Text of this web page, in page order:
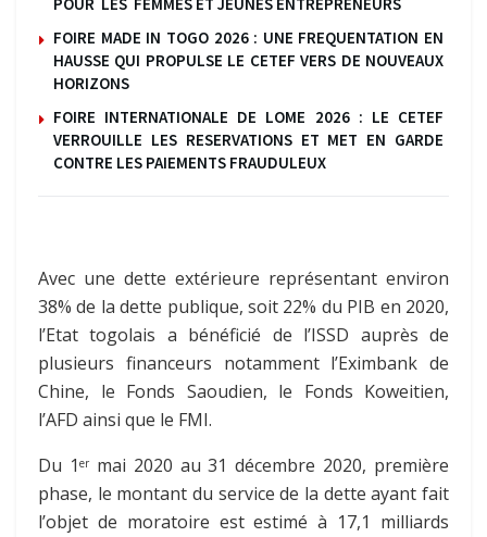
FOIRE MADE IN TOGO 2026 : UNE FREQUENTATION EN
HAUSSE QUI PROPULSE LE CETEF VERS DE NOUVEAUX
HORIZONS
FOIRE INTERNATIONALE DE LOME 2026 : LE CETEF
VERROUILLE LES RESERVATIONS ET MET EN GARDE
CONTRE LES PAIEMENTS FRAUDULEUX
Avec une dette extérieure représentant environ
38% de la dette publique, soit 22% du PIB en 2020,
l’Etat togolais a bénéficié de l’ISSD auprès de
plusieurs financeurs notamment l’Eximbank de
Chine, le Fonds Saoudien, le Fonds Koweitien,
l’AFD ainsi que le FMI.
Du 1 ermai 2020 au 31 décembre 2020, première
phase, le montant du service de la dette ayant fait
l’objet de moratoire est estimé à 17,1 milliards